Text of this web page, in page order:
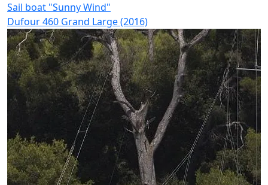
Sail boat "Sunny Wind"
Dufour 460 Grand Large (2016)